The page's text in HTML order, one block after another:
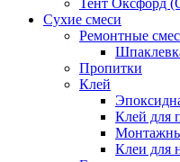
Тент Оксфорд
Сухие смеси
Ремонтные
Пропитки
Клей
Клей для
Клеи для